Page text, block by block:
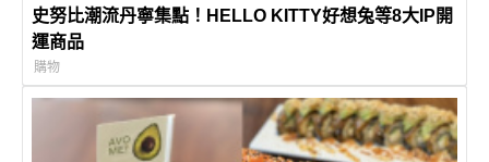
史努比潮流丹寧集點！HELLO KITTY好想兔等8大IP開
運商品
購物